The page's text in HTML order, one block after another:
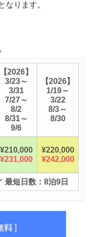
なります。
【2026】
3/23～
3/31
7/27～
8/2
8/31～
9/6
【2026】
1/19～
3/22
8/3～
8/30
¥210,000
¥231,000
¥220,000
¥242,000
最短日数：8泊9日